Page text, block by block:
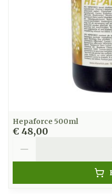
Hepaforce 500ml
€ 48,00